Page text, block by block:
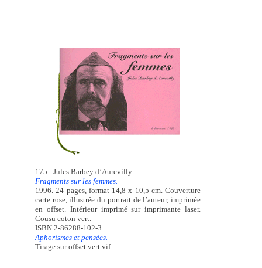
175 - Jules Barbey d’Aurevilly
Fragments sur les femmes.
1996. 24 pages, format 14,8 x 10,5 cm. Couverture
carte rose, illustrée du portrait de l’auteur, imprimée
en offset. Intérieur imprimé sur imprimante laser.
Cousu coton vert.
ISBN 2-86288-102-3.
Aphorismes et pensées.
Tirage sur offset vert vif.